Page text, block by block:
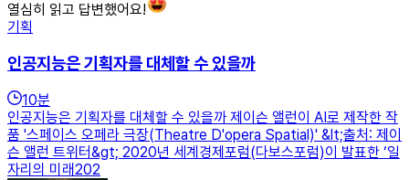
열심히 읽고 답변했어요!
기획
인공지능은 기획자를 대체할 수 있을까
10분
인공지능은 기획자를 대체할 수 있을까 제이슨 앨런이 AI로 제작한 작
품 '스페이스 오페라 극장(Theatre D'opera Spatial)' &lt;출처: 제이
슨 앨런 트위터&gt; 2020년 세계경제포럼(다보스포럼)이 발표한 ‘일
자리의 미래202